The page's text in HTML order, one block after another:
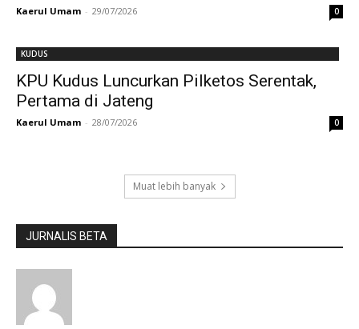
Kaerul Umam - 29/07/2026 0
KUDUS
KPU Kudus Luncurkan Pilketos Serentak,
Pertama di Jateng
Kaerul Umam - 28/07/2026 0
Muat lebih banyak
JURNALIS BETA